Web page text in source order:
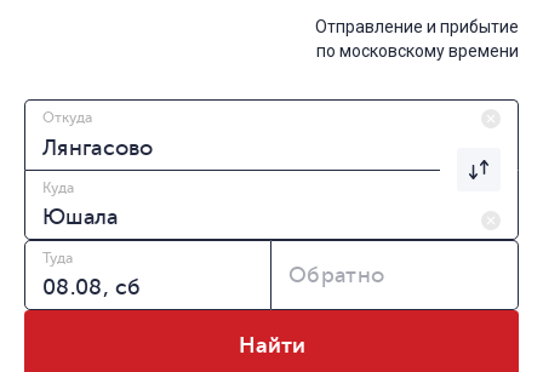
Отправление и прибытие
по московскому времени
Откуда
Куда
Туда
Обратно
Найти